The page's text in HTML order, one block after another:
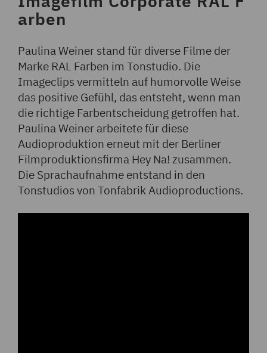
arben
Paulina Weiner stand für diverse Filme der
Marke RAL Farben im Tonstudio. Die
Imageclips vermitteln auf humorvolle Weise
das positive Gefühl, das entsteht, wenn man
die richtige Farbentscheidung getroffen hat.
Paulina Weiner arbeitete für diese
Audioproduktion erneut mit der Berliner
Filmproduktionsfirma Hey Na! zusammen.
Die Sprachaufnahme entstand in den
Tonstudios von Tonfabrik Audioproductions.